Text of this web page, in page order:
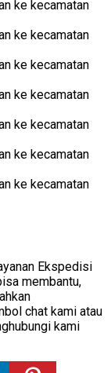
ke kecamatan
ke kecamatan
ke kecamatan
ke kecamatan
ke kecamatan
ke kecamatan
ke kecamatan
Ekspedisi
membantu,
chat kami atau
kami